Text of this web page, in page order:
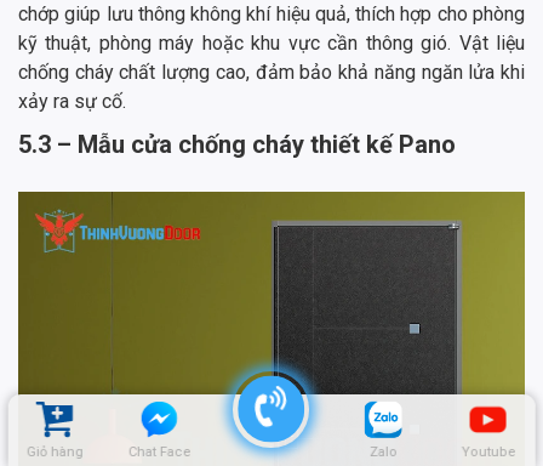
Giỏ hàng Chat Face Zalo Youtube
chớp giúp lưu thông không khí hiệu quả, thích hợp cho phòng
kỹ thuật, phòng máy hoặc khu vực cần thông gió. Vật liệu
chống cháy chất lượng cao, đảm bảo khả năng ngăn lửa khi
xảy ra sự cố.
5.3 – Mẫu cửa chống cháy thiết kế Pano